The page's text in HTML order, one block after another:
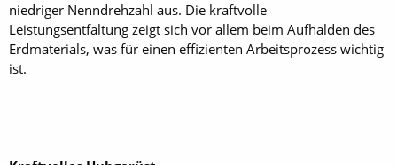
niedriger Nenndrehzahl aus. Die kraftvolle
Leistungsentfaltung zeigt sich vor allem beim Aufhalden des
Erdmaterials, was für einen effizienten Arbeitsprozess wichtig
ist.